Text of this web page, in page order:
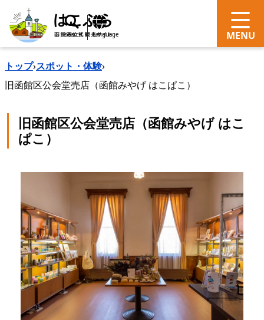
search Language
トップ›スポット・体験›
旧函館区公会堂売店（函館みやげ はこぱこ）
旧函館区公会堂売店（函館みやげ はこ
ぱこ）